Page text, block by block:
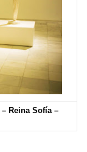
Reina Sofía –